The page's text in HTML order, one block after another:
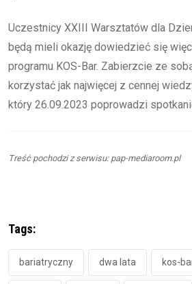
Uczestnicy XXIII Warsztatów dla
będą mieli okazję dowiedzieć się
programu KOS-Bar. Zabierzcie ze
korzystać jak najwięcej z cennej
który 26.09.2023 poprowadzi
Treść pochodzi z serwisu: pap-mediaroom.pl
Tags:
bariatryczny dwa lata kos-